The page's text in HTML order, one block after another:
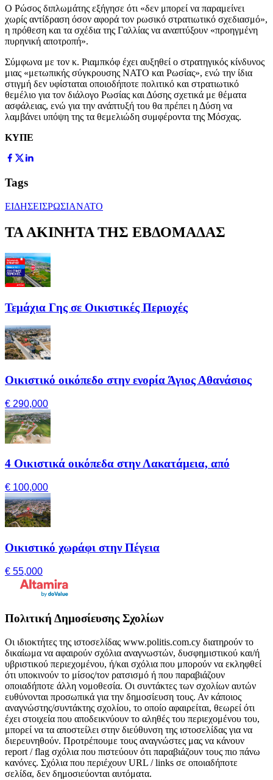
Ο Ρώσος διπλωμάτης εξήγησε ότι «δεν μπορεί να παραμείνει
χωρίς αντίδραση όσον αφορά τον ρωσικό στρατιωτικό σχεδιασμό»,
η πρόθεση και τα σχέδια της Γαλλίας να αναπτύξουν «προηγμένη
πυρηνική αποτροπή».
Σύμφωνα με τον κ. Ριαμπκόφ έχει αυξηθεί ο στρατηγικός κίνδυνος
μιας «μετωπικής σύγκρουσης ΝΑΤΟ και Ρωσίας», ενώ την ίδια
στιγμή δεν υφίσταται οποιοδήποτε πολιτικό και στρατιωτικό
θεμέλιο για τον διάλογο Ρωσίας και Δύσης σχετικά με θέματα
ασφάλειας, ενώ για την ανάπτυξή του θα πρέπει η Δύση να
λαμβάνει υπόψη της τα θεμελιώδη συμφέροντα της Μόσχας.
ΚΥΠΕ
Tags
ΕΙΔΗΣΕΙΣΡΩΣΙΑΝΑΤΟ
ΤΑ ΑΚΙΝΗΤΑ ΤΗΣ ΕΒΔΟΜΑΔΑΣ
Τεμάχια Γης σε Οικιστικές Περιοχές
Οικιστικό οικόπεδο στην ενορία Άγιος Αθανάσιος
€ 290,000
4 Οικιστικά οικόπεδα στην Λακατάμεια, από
€ 100,000
Οικιστικό χωράφι στην Πέγεια
€ 55,000
Πολιτική Δημοσίευσης Σχολίων
Οι ιδιοκτήτες της ιστοσελίδας www.politis.com.cy διατηρούν το
δικαίωμα να αφαιρούν σχόλια αναγνωστών, δυσφημιστικού και/ή
υβριστικού περιεχομένου, ή/και σχόλια που μπορούν να εκληφθεί
ότι υποκινούν το μίσος/τον ρατσισμό ή που παραβιάζουν
οποιαδήποτε άλλη νομοθεσία. Οι συντάκτες των σχολίων αυτών
ευθύνονται προσωπικά για την δημοσίευση τους. Αν κάποιος
αναγνώστης/συντάκτης σχολίου, το οποίο αφαιρείται, θεωρεί ότι
έχει στοιχεία που αποδεικνύουν το αληθές του περιεχομένου του,
μπορεί να τα αποστείλει στην διεύθυνση της ιστοσελίδας για να
διερευνηθούν. Προτρέπουμε τους αναγνώστες μας να κάνουν
report / flag σχόλια που πιστεύουν ότι παραβιάζουν τους πιο πάνω
κανόνες. Σχόλια που περιέχουν URL / links σε οποιαδήποτε
σελίδα, δεν δημοσιεύονται αυτόματα.